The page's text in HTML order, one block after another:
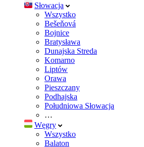
Słowacja
Wszystko
Bešeňová
Bojnice
Bratysława
Dunajska Streda
Komarno
Liptów
Orawa
Pieszczany
Podhajska
Południowa Słowacja
…
Węgry
Wszystko
Balaton